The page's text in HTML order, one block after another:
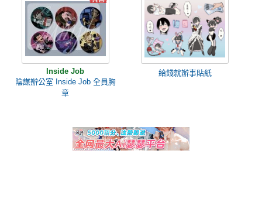
Inside Job
陰謀辦公室 Inside Job 全員胸
章
給錢就辦事貼紙